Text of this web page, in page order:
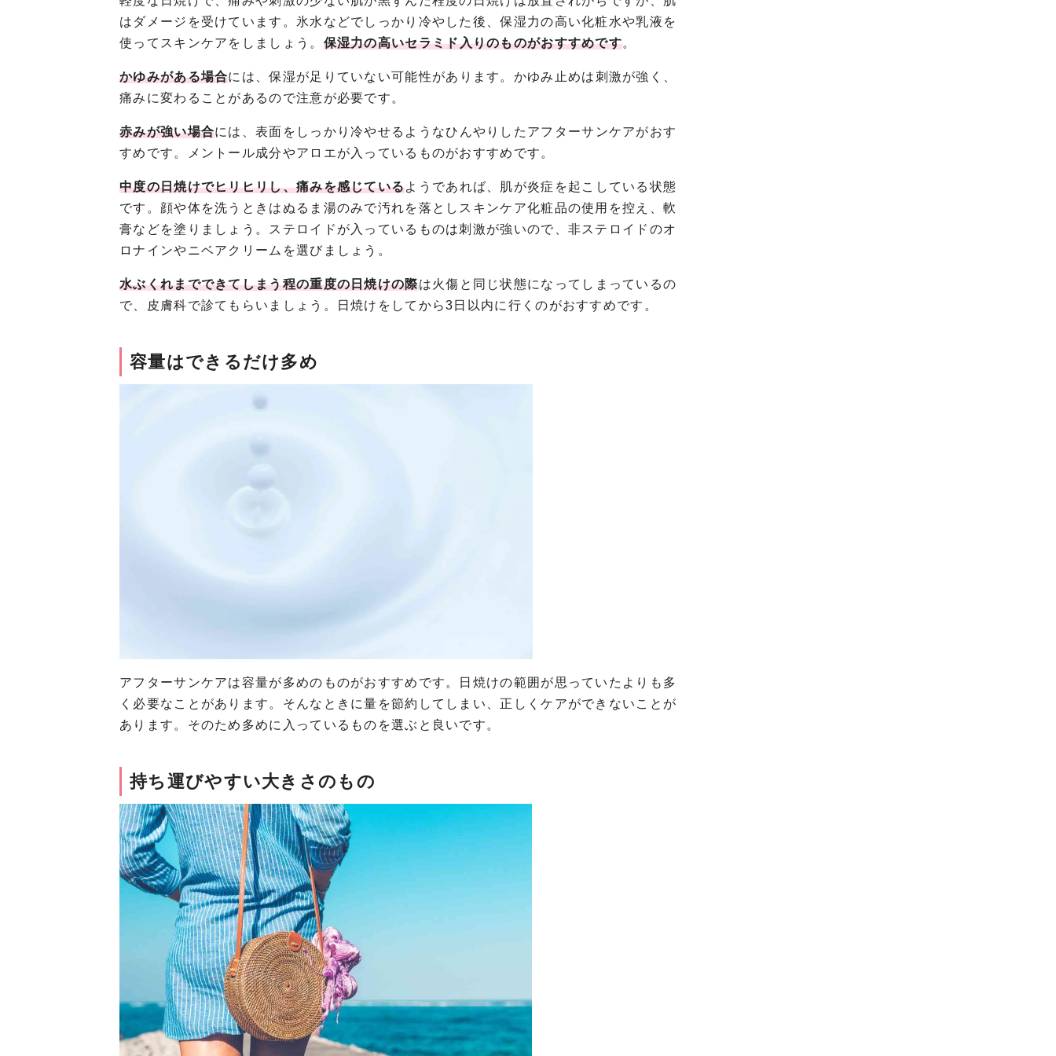
はダメージを受けています。氷水などでしっかり冷やした後、保湿力の高い化粧水や乳液を
使ってスキンケアをしましょう。 保湿力の高いセラミド入りのものがおすすめです。
かゆみがある場合には、保湿が足りていない可能性があります。かゆみ止めは刺激が強く、
痛みに変わることがあるので注意が必要です。
赤みが強い場合には、表面をしっかり冷やせるようなひんやりしたアフターサンケアがおす
すめです。メントール成分やアロエが入っているものがおすすめです。
中度の日焼けでヒリヒリし、痛みを感じているようであれば、肌が炎症を起こしている状態
です。顔や体を洗うときはぬるま湯のみで汚れを落としスキンケア化粧品の使用を控え、軟
膏などを塗りましょう。ステロイドが入っているものは刺激が強いので、非ステロイドのオ
ロナインやニベアクリームを選びましょう。
水ぶくれまでできてしまう程の重度の日焼けの際は火傷と同じ状態になってしまっているの
で、皮膚科で診てもらいましょう。日焼けをしてから3日以内に行くのがおすすめです。
容量はできるだけ多め
アフターサンケアは容量が多めのものがおすすめです。日焼けの範囲が思っていたよりも多
く必要なことがあります。そんなときに量を節約してしまい、正しくケアができないことが
あります。そのため多めに入っているものを選ぶと良いです。
持ち運びやすい大きさのもの